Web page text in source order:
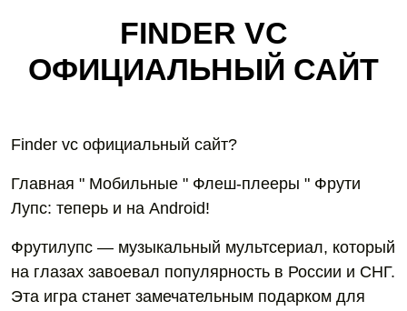
FINDER VC
ОФИЦИАЛЬНЫЙ САЙТ
Finder vc официальный сайт?
Главная " Мобильные " Флеш-плееры " Фрути
Лупс: теперь и на Android!
Фрутилупс — музыкальный мультсериал, который
на глазах завоевал популярность в России и СНГ.
Эта игра станет замечательным подарком для